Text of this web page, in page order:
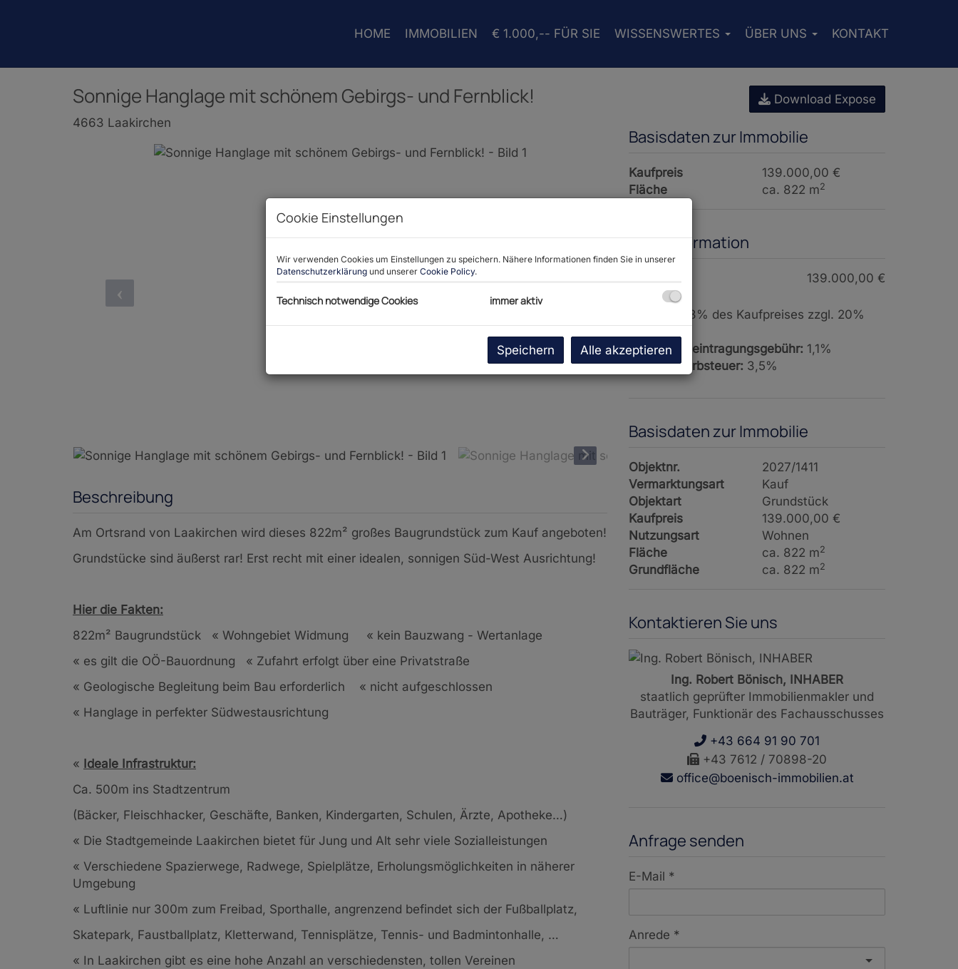
HOME IMMOBILIEN € 1.000,-- FÜR SIE WISSENSWERTES ÜBER UNS KONTAKT
Sonnige Hanglage mit schönem Gebirgs- und Fernblick!
4663 Laakirchen
Beschreibung
Am Ortsrand von Laakirchen wird dieses 822m² großes Baugrundstück zum Kauf angeboten!
Grundstücke sind äußerst rar! Erst recht mit einer idealen, sonnigen Süd-West Ausrichtung!
Hier die Fakten:
822m² Baugrundstück « Wohngebiet Widmung « kein Bauzwang - Wertanlage
« es gilt die OÖ-Bauordnung « Zufahrt erfolgt über eine Privatstraße
« Geologische Begleitung beim Bau erforderlich « nicht aufgeschlossen
« Hanglage in perfekter Südwestausrichtung
« Ideale Infrastruktur:
Ca. 500m ins Stadtzentrum
(Bäcker, Fleischhacker, Geschäfte, Banken, Kindergarten, Schulen, Ärzte, Apotheke…)
« Die Stadtgemeinde Laakirchen bietet für Jung und Alt sehr viele Sozialleistungen
« Verschiedene Spazierwege, Radwege, Spielplätze, Erholungsmöglichkeiten in näherer
Umgebung
« Luftlinie nur 300m zum Freibad, Sporthalle, angrenzend befindet sich der Fußballplatz,
Skatepark, Faustballplatz, Kletterwand, Tennisplätze, Tennis- und Badmintonhalle, …
« In Laakirchen gibt es eine hohe Anzahl an verschiedensten, tollen Vereinen
Download Expose
Basisdaten zur Immobilie
Kaufpreis
139.000,00 €
Fläche
ca. 822 m2
Preisinformation
139.000,00 €
3% des Kaufpreises zzgl. 20%
Grundbucheintragungsgebühr: 1,1%
Grunderwerbsteuer: 3,5%
Basisdaten zur Immobilie
Objektnr.
2027/1411
Vermarktungsart
Kauf
Objektart
Grundstück
Kaufpreis
139.000,00 €
Nutzungsart
Wohnen
Fläche
ca. 822 m2
Grundfläche ca. 822 m2
Kontaktieren Sie uns
Ing. Robert Bönisch, INHABER
staatlich geprüfter Immobilienmakler und
Bauträger, Funktionär des Fachausschusses
+43 664 91 90 701
+43 7612 / 70898-20
office@boenisch-immobilien.at
Anfrage senden
E-Mail
Anrede
Cookie Einstellungen
Wir verwenden Cookies um Einstellungen zu speichern. Nähere Informationen finden Sie in unserer
Datenschutzerklärung und unserer Cookie Policy.
Technisch notwendige Cookies immer aktiv
Speichern Alle akzeptieren